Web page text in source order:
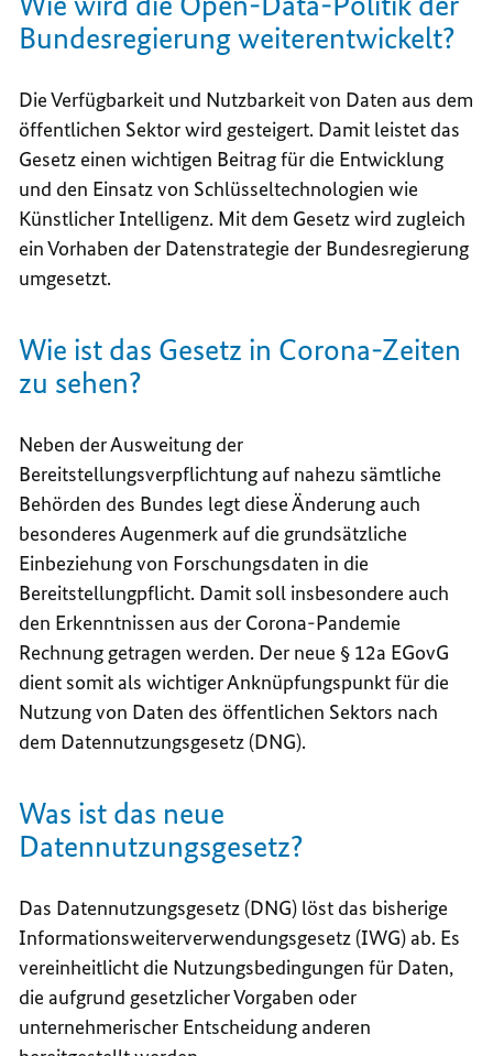
Bundesregierung weiterentwickelt?
Die Verfügbarkeit und Nutzbarkeit von Daten aus dem
öffentlichen Sektor wird gesteigert. Damit leistet das
Gesetz einen wichtigen Beitrag für die Entwicklung
und den Einsatz von Schlüsseltechnologien wie
Künstlicher Intelligenz. Mit dem Gesetz wird zugleich
ein Vorhaben der Datenstrategie der Bundesregierung
umgesetzt.
Wie ist das Gesetz in Corona-Zeiten
zu sehen?
Neben der Ausweitung der
Bereitstellungsverpflichtung auf nahezu sämtliche
Behörden des Bundes legt diese Änderung auch
besonderes Augenmerk auf die grundsätzliche
Einbeziehung von Forschungsdaten in die
Bereitstellungpflicht. Damit soll insbesondere auch
den Erkenntnissen aus der Corona-Pandemie
Rechnung getragen werden. Der neue § 12a EGovG
dient somit als wichtiger Anknüpfungspunkt für die
Nutzung von Daten des öffentlichen Sektors nach
dem Datennutzungsgesetz (DNG).
Was ist das neue
Datennutzungsgesetz?
Das Datennutzungsgesetz (DNG) löst das bisherige
Informationsweiterverwendungsgesetz (IWG) ab. Es
vereinheitlicht die Nutzungsbedingungen für Daten,
die aufgrund gesetzlicher Vorgaben oder
unternehmerischer Entscheidung anderen